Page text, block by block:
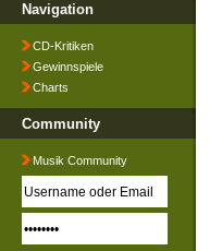
Navigation
CD-Kritiken
Gewinnspiele
Charts
Community
Musik Community